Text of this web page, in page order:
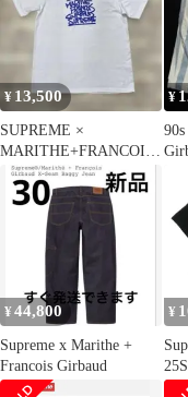
¥ 13,500
SUPREME ×
MARITHE+FRANCOIS
GIRBAUD ＴシャツL
¥
¥ 44,800
Supreme x Marithe +
Francois Girbaud
¥